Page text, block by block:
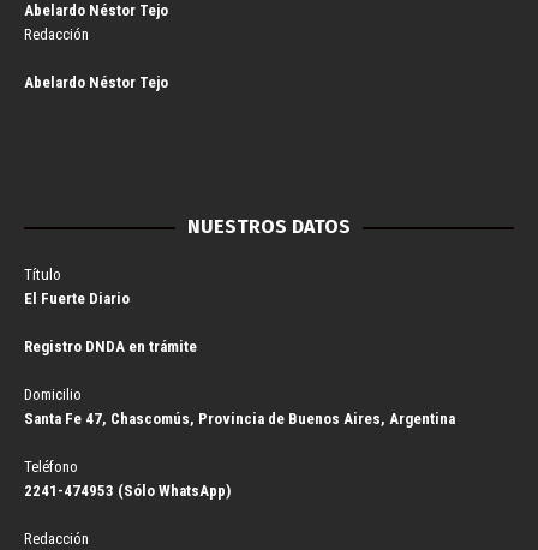
Abelardo Néstor Tejo
Redacción
Abelardo Néstor Tejo
NUESTROS DATOS
Título
El Fuerte Diario
Registro DNDA en trámite
Domicilio
Santa Fe 47, Chascomús, Provincia de Buenos Aires, Argentina
Teléfono
2241-474953 (Sólo WhatsApp)
Redacción